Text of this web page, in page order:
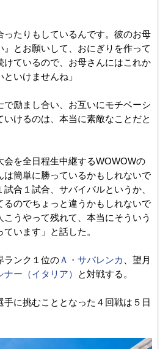
ったりもしているんです。彼のお母
』とお願いして、おにぎりを作って
けているので、お母さんにはこれか
いけませんね」
で励まし合い、お互いにモチベーシ
いけるのは、本当に素敵なことだと
会を全日程生中継するWOWOWの
は簡単に勝っているかもしれないで
合１試合、サバイバルというか、
るのでちょっと違うかもしれないで
うやって残れて、本当にそういう
います」と話した。
ランク１位のＡ・サバレンカ
、望月
ナー（イタリア） と対戦する。
手に挑むこととなった４回戦は５日